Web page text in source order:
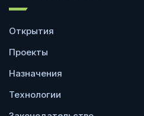
Открытия
Проекты
Назначения
Технологии